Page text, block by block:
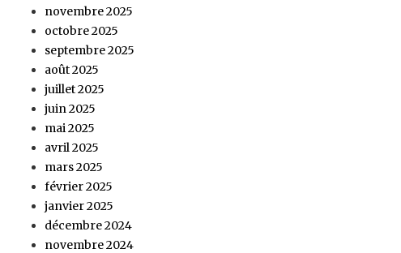
novembre 2025
octobre 2025
septembre 2025
août 2025
juillet 2025
juin 2025
mai 2025
avril 2025
mars 2025
février 2025
janvier 2025
décembre 2024
novembre 2024